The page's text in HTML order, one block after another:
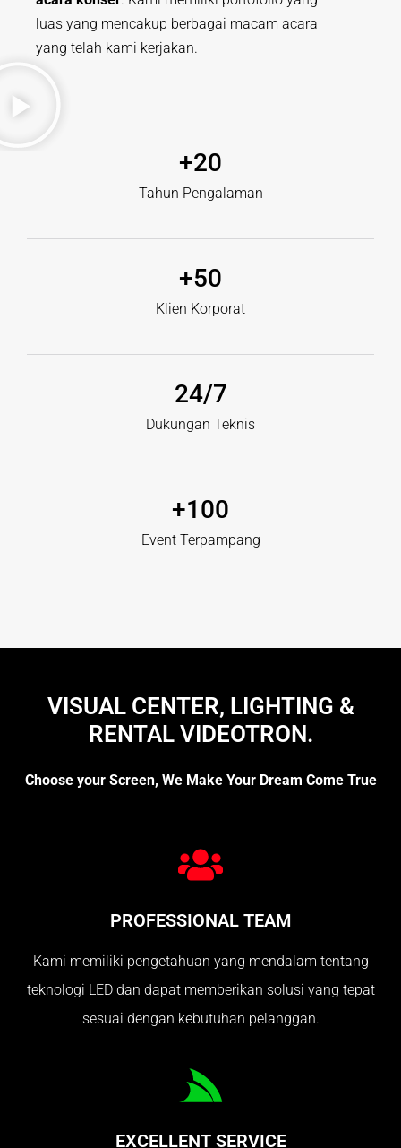
luas yang mencakup berbagai macam acara
yang telah kami kerjakan.
Tahun Pengalaman​
+20
Klien Korporat
+50
Dukungan Teknis
24/7
Event Terpampang
+100
VISUAL CENTER, LIGHTING &
RENTAL VIDEOTRON.
Choose your Screen, We Make Your Dream Come True
PROFESSIONAL TEAM
Kami memiliki pengetahuan yang mendalam tentang
teknologi LED dan dapat memberikan solusi yang tepat
sesuai dengan kebutuhan pelanggan.
EXCELLENT SERVICE